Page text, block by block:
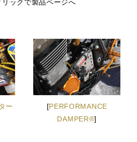
ックで製品ページへ
ー
[PERFORMANCE
DAMPER®]